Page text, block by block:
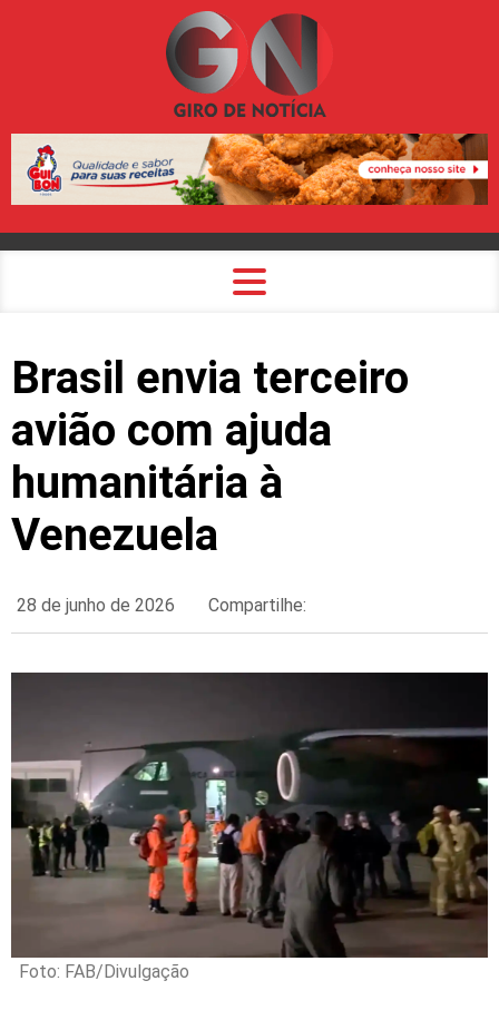
Brasil envia terceiro
avião com ajuda
humanitária à
Venezuela
28 de junho de 2026 Compartilhe:
Foto: FAB/Divulgação